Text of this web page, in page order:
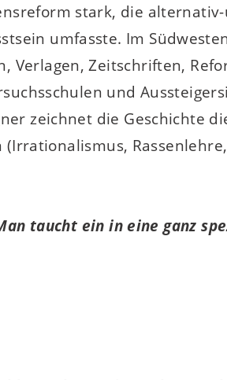
stark, die
umfasste. Im
Verlagen, Zeitschriften,
und
zeichnet die Geschichte
taucht ein in eine ganz